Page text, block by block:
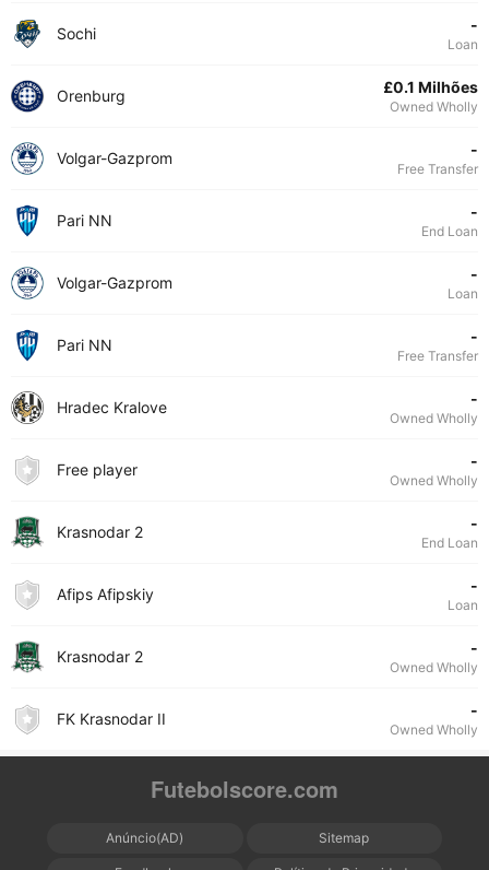
Sochi -
Loan
Orenburg £0.1 Milhões
Owned Wholly
Volgar-Gazprom -
Free Transfer
Pari NN -
End Loan
Volgar-Gazprom -
Loan
Pari NN -
Free Transfer
Hradec Kralove -
Owned Wholly
Free player -
Owned Wholly
Krasnodar 2 -
End Loan
Afips Afipskiy -
Loan
Krasnodar 2 -
Owned Wholly
FK Krasnodar II -
Owned Wholly
Futebolscore.com
Anúncio(AD) Sitemap